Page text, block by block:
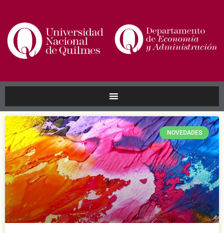
NOVEDADES